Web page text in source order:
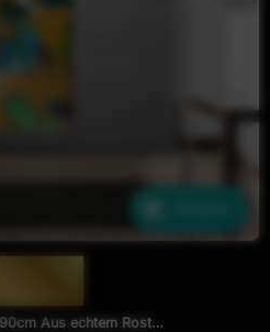
Aus echtem Rost